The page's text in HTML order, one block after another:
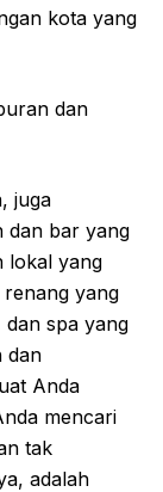
kota yang
juga
dan bar yang
lokal yang
renang yang
spa yang
dan
Anda
mencari
tak
adalah